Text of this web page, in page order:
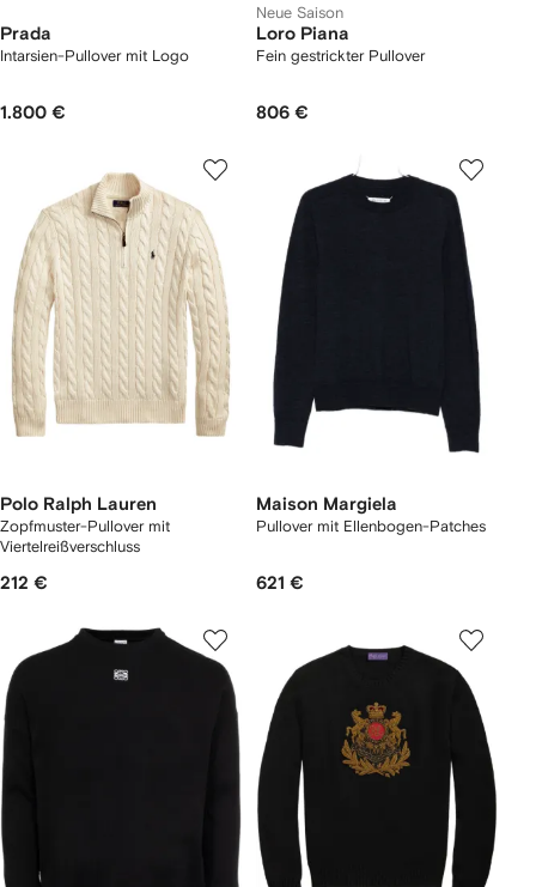
Prada
Intarsien-Pullover mit Logo
1.800 €
Neue Saison
Loro Piana
Fein gestrickter Pullover
806 €
Polo Ralph Lauren
Zopfmuster-Pullover mit
Viertelreißverschluss
212 €
Maison Margiela
Pullover mit Ellenbogen-Patches
621 €